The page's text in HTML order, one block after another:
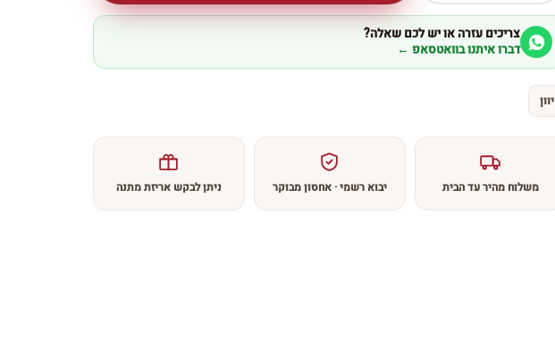
צריכים עזרה או יש לכם שאלה?
דברו איתנו בוואטסאפ ←
יוון
משלוח מהיר עד הבית יבוא רשמי · אחסון מבוקר ניתן לבקש אריזת מתנה